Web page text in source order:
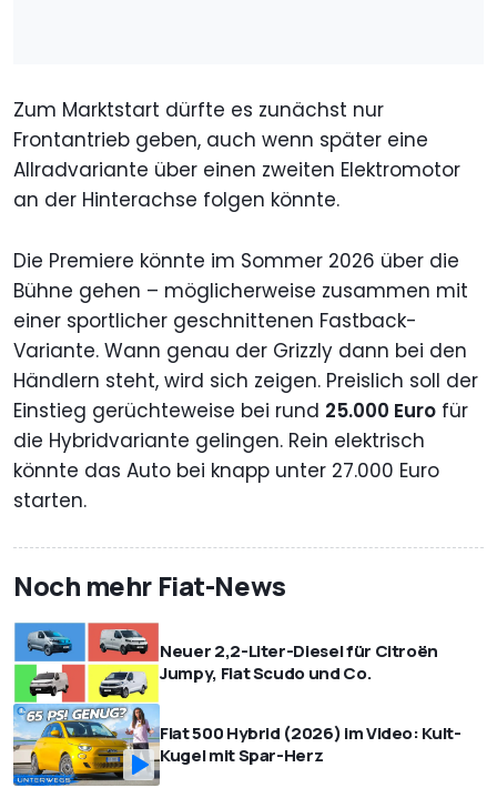
Zum Marktstart dürfte es zunächst nur
Frontantrieb geben, auch wenn später eine
Allradvariante über einen zweiten Elektromotor
an der Hinterachse folgen könnte.
Die Premiere könnte im Sommer 2026 über die
Bühne gehen – möglicherweise zusammen mit
einer sportlicher geschnittenen Fastback-
Variante. Wann genau der Grizzly dann bei den
Händlern steht, wird sich zeigen. Preislich soll der
Einstieg gerüchteweise bei rund 25.000 Euro für
die Hybridvariante gelingen. Rein elektrisch
könnte das Auto bei knapp unter 27.000 Euro
starten.
Noch mehr Fiat-News
Neuer 2,2-Liter-Diesel für Citroën
Jumpy, Fiat Scudo und Co.
Fiat 500 Hybrid (2026) im Video: Kult-
Kugel mit Spar-Herz